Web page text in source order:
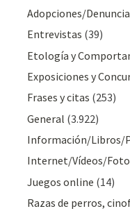
Adopciones/
Entrevistas (39)
Etología y
Exposiciones y
Frases y citas (253)
General (3.922)
Información/Libros/
Internet/Vídeos/
Juegos online (14)
Razas de perros,